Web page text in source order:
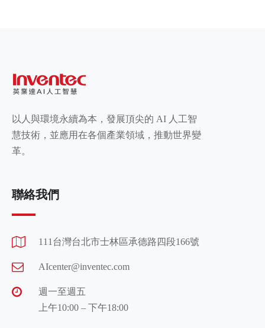
以人與環境永續為本，發展頂尖的 AI 人工智
慧技術，並應用在各個產業領域，推動世界變
革。
聯絡我們
111台灣台北市士林區承德路四段166號
AIcenter@inventec.com
週一至週五
上午10:00 – 下午18:00